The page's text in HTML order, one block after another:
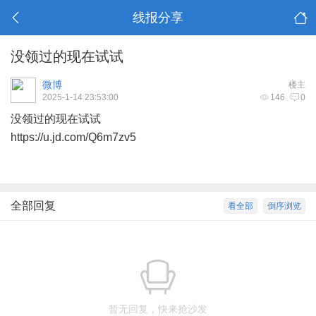
线报分享
没领过的现在试试
楼主
微博
146 0
2025-1-14 23:53:00
没领过的现在试试
https://u.jd.com/Q6m7zv5
倒序浏览
看全部
全部回复
暂无回复，快来抢沙发